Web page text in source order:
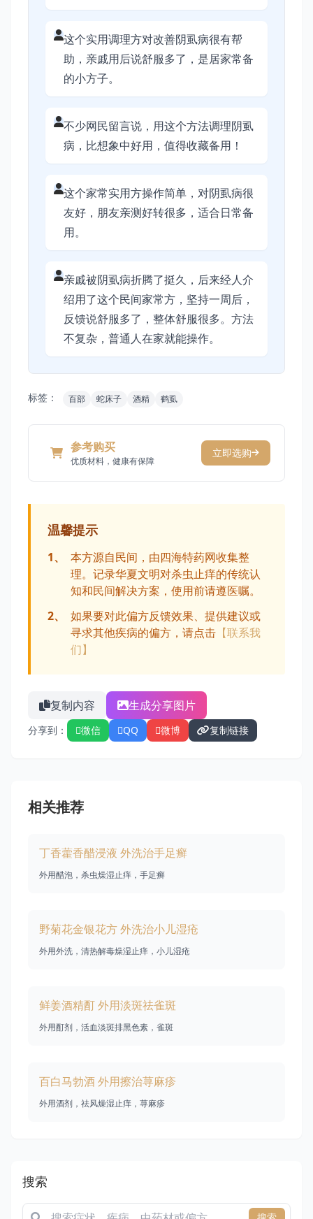
这个实用调理方对改善阴虱病很有帮
助，亲戚用后说舒服多了，是居家常备
的小方子。
不少网民留言说，用这个方法调理阴虱
病，比想象中好用，值得收藏备用！
这个家常实用方操作简单，对阴虱病很
友好，朋友亲测好转很多，适合日常备
用。
亲戚被阴虱病折腾了挺久，后来经人介
绍用了这个民间家常方，坚持一周后，
反馈说舒服多了，整体舒服很多。方法
不复杂，普通人在家就能操作。
标签： 百部 蛇床子 酒精 鹤虱
参考购买
优质材料，健康有保障
立即选购
温馨提示
1、
本方源自民间，由四海特药网收集整
理。记录华夏文明对杀虫止痒的传统认
知和民间解决方案，使用前请遵医嘱。
2、
如果要对此偏方反馈效果、提供建议或
寻求其他疾病的偏方，请点击 【联系我
们】
复制内容 生成分享图片
分享到： 微信 QQ 微博 复制链接
相关推荐
丁香藿香醋浸液 外洗治手足癣
外用醋泡，杀虫燥湿止痒，手足癣
野菊花金银花方 外洗治小儿湿疮
外用外洗，清热解毒燥湿止痒，小儿湿疮
鲜姜酒精酊 外用淡斑祛雀斑
外用酊剂，活血淡斑排黑色素，雀斑
百白马勃酒 外用擦治荨麻疹
外用酒剂，祛风燥湿止痒，荨麻疹
搜索